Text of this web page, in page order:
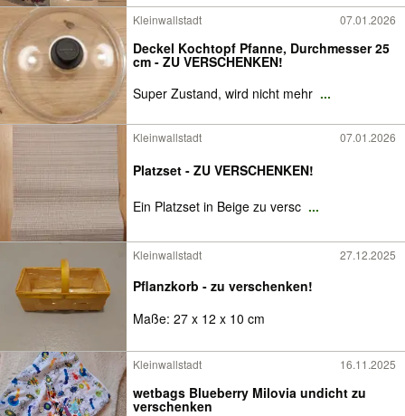
Kleinwallstadt 07.01.2026
Deckel Kochtopf Pfanne, Durchmesser 25
cm - ZU VERSCHENKEN!
Super Zustand, wird nicht mehr ...
Kleinwallstadt 07.01.2026
Platzset - ZU VERSCHENKEN!
Ein Platzset in Beige zu versc ...
Kleinwallstadt 27.12.2025
Pflanzkorb - zu verschenken!
Maße: 27 x 12 x 10 cm
Kleinwallstadt 16.11.2025
wetbags Blueberry Milovia undicht zu
verschenken